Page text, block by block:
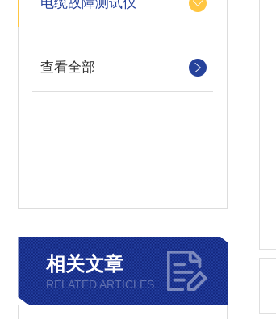
查看全部
相关文章
RELATED ARTICLES